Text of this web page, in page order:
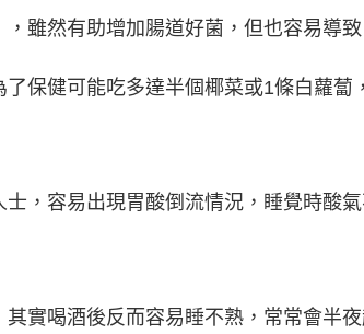
雖然有助增加腸道好菌，但也容易導致
保健可能吃多達半個椰菜或1條白蘿蔔，
，容易出現胃酸倒流情況，睡覺時酸
實喝酒後反而容易睡不熟，常常會半